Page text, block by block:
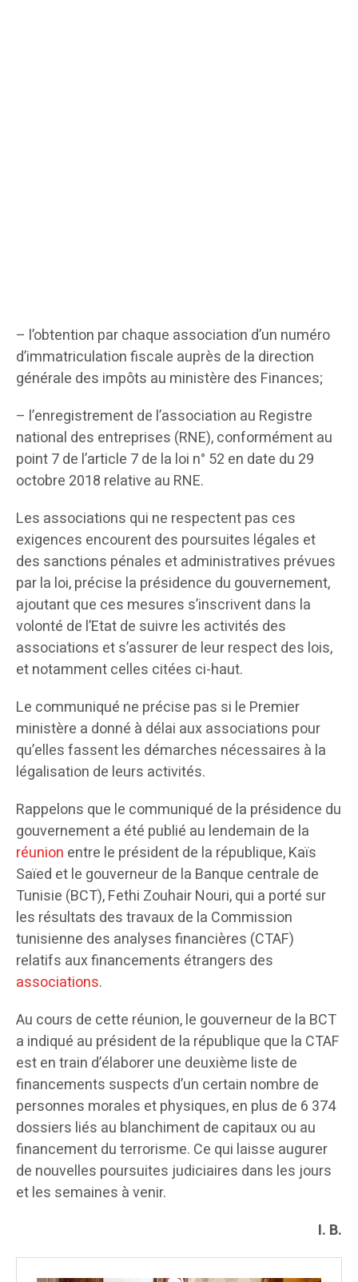
– l’obtention par chaque association d’un numéro
d’immatriculation fiscale auprès de la direction
générale des impôts au ministère des Finances;
– l’enregistrement de l’association au Registre
national des entreprises (RNE), conformément au
point 7 de l’article 7 de la loi n° 52 en date du 29
octobre 2018 relative au RNE.
Les associations qui ne respectent pas ces
exigences encourent des poursuites légales et
des sanctions pénales et administratives prévues
par la loi, précise la présidence du gouvernement,
ajoutant que ces mesures s’inscrivent dans la
volonté de l’Etat de suivre les activités des
associations et s’assurer de leur respect des lois,
et notamment celles citées ci-haut.
Le communiqué ne précise pas si le Premier
ministère a donné à délai aux associations pour
qu’elles fassent les démarches nécessaires à la
légalisation de leurs activités.
Rappelons que le communiqué de la présidence du
gouvernement a été publié au lendemain de la
réunion entre le président de la république, Kaïs
Saïed et le gouverneur de la Banque centrale de
Tunisie (BCT), Fethi Zouhair Nouri, qui a porté sur
les résultats des travaux de la Commission
tunisienne des analyses financières (CTAF)
relatifs aux financements étrangers des
associations.
Au cours de cette réunion, le gouverneur de la BCT
a indiqué au président de la république que la CTAF
est en train d’élaborer une deuxième liste de
financements suspects d’un certain nombre de
personnes morales et physiques, en plus de 6 374
dossiers liés au blanchiment de capitaux ou au
financement du terrorisme. Ce qui laisse augurer
de nouvelles poursuites judiciaires dans les jours
et les semaines à venir.
I. B.